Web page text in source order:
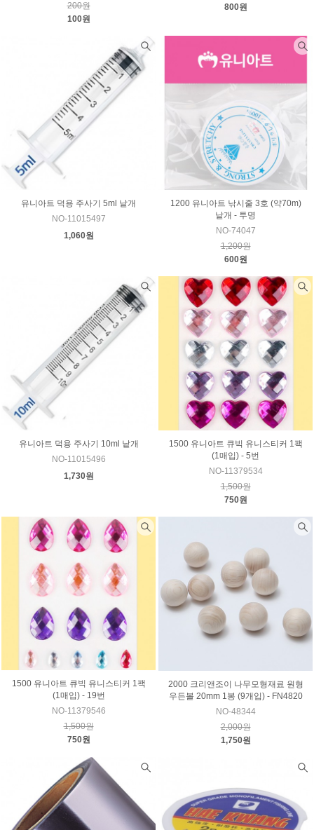
200원
100원
800원
유니아트 덕용 주사기 5ml 낱개
NO-11015497
1,060원
1200 유니아트 낚시줄 3호 (약70m)
낱개 - 투명
NO-74047
1,200원
600원
유니아트 덕용 주사기 10ml 낱개
NO-11015496
1,730원
1500 유니아트 큐빅 유니스티커 1팩
(1매입) - 5번
NO-11379534
1,500원
750원
1500 유니아트 큐빅 유니스티커 1팩
(1매입) - 19번
NO-11379546
1,500원
750원
2000 크리앤조이 나무모형재료 원형
우든볼 20mm 1봉 (9개입) - FN4820
NO-48344
2,000원
1,750원